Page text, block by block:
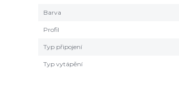
Barva
Profil
Typ připojení
Typ vytápění